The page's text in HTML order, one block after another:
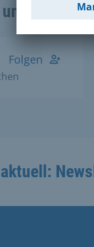
Folgen